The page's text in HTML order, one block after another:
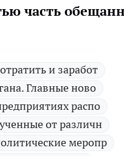
часть
и заработ
Главные ново
распо
от различн
меропр